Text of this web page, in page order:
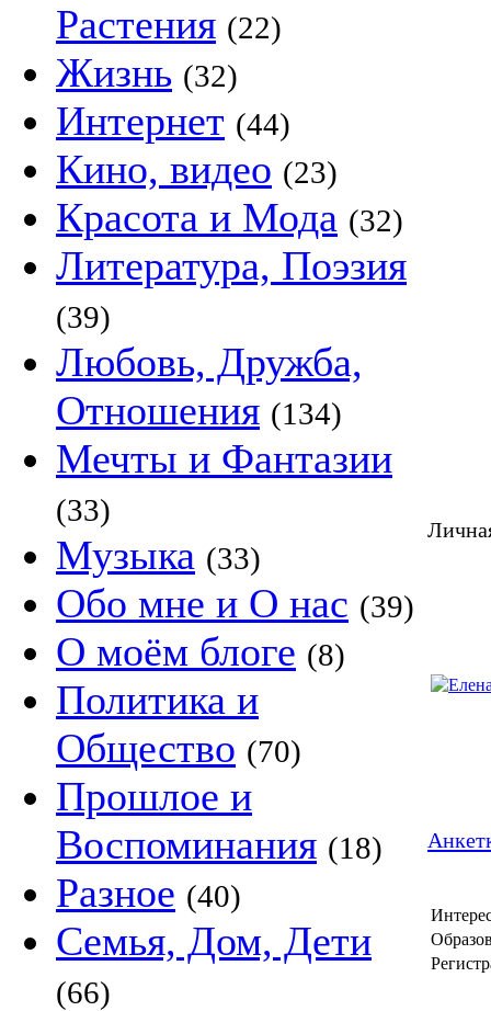
Растения (22)
Жизнь (32)
Интернет (44)
Кино, видео (23)
Красота и Мода (32)
Литература, Поэзия
(39)
Любовь, Дружба,
Отношения (134)
Мечты и Фантазии
(33)
Музыка (33)
Обо мне и О нас (39)
О моём блоге (8)
Политика и
Общество (70)
Прошлое и
Воспоминания (18)
Разное (40)
Семья, Дом, Дети
(66)